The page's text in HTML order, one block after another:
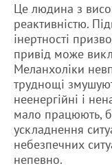
Це людина з
реактивністю.
інертності
привід може
Меланхоліки
труднощі
неенергійні і
мало працюють,
ускладнення
небезпечних
непевно.